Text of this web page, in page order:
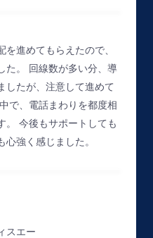
進めてもらえたので、
。
回線数が多い分、導
したが、注意して進めて
で、電話まわりを都度相
今後もサポートしても
強く感じました。
スエー